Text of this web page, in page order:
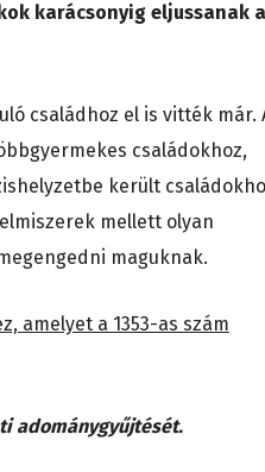
karácsonyig eljussanak a
családhoz el is vitték már.
családokhoz,
került
mellett olyan
maguknak.
amelyet a 1353-as szám
adománygyűjtését.